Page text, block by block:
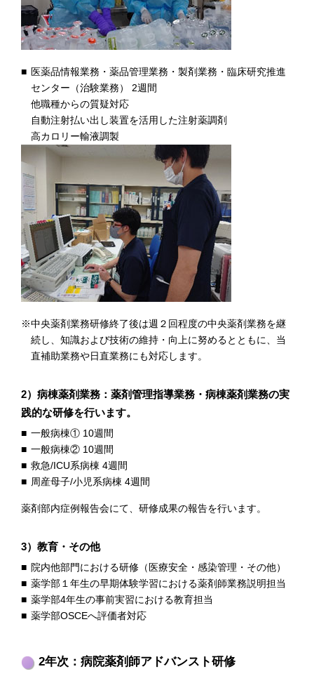
医薬品情報業務・薬品管理業務・製剤業務・臨床研究推進
センター（治験業務） 2週間
他職種からの質疑対応
自動注射払い出し装置を活用した注射薬調剤
高カロリー輸液調製
中央薬剤業務研修終了後は週２回程度の中央薬剤業務を継
続し、知識および技術の維持・向上に努めるとともに、当
直補助業務や日直業務にも対応します。
2）病棟薬剤業務：薬剤管理指導業務・病棟薬剤業務の実
践的な研修を行います。
一般病棟① 10週間
一般病棟② 10週間
救急/ICU系病棟 4週間
周産母子/小児系病棟 4週間
薬剤部内症例報告会にて、研修成果の報告を行います。
3）教育・その他
院内他部門における研修（医療安全・感染管理・その他）
薬学部１年生の早期体験学習における薬剤師業務説明担当
薬学部4年生の事前実習における教育担当
薬学部OSCEへ評価者対応
2年次：病院薬剤師アドバンスト研修